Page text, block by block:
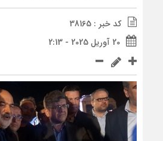
کد خبر : 38165
20 آوریل 2025 - 2:13